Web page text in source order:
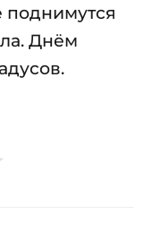
поднимутся
Днём